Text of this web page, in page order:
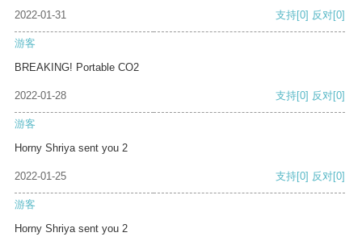
2022-01-31 支持[0] 反对[0]
游客
BREAKING! Portable CO2
2022-01-28 支持[0] 反对[0]
游客
Horny Shriya sent you 2
2022-01-25 支持[0] 反对[0]
游客
Horny Shriya sent you 2